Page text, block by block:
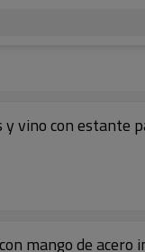
vino con estante
mango de acero